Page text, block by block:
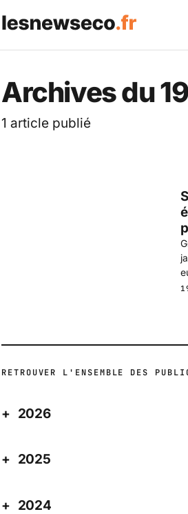
Les News Eco
Archives du
1 article publié
RETROUVER L'ENSEMBLE DES
2026
2025
2024